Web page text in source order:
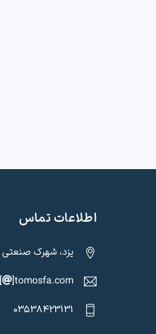
اطلاعات تماس
یزد، شهرک صنعتی یزد، فاز 3،
]tomosfa.com
03538423131